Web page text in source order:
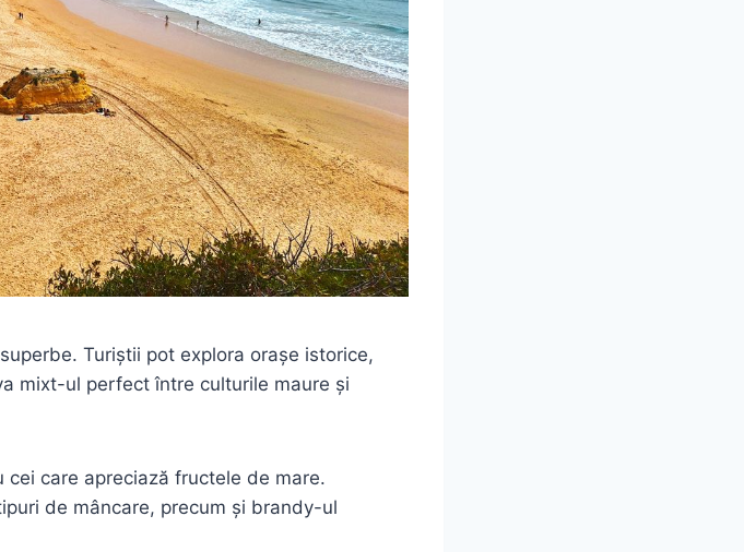
Turiștii pot explora orașe istorice,
mixt-ul perfect între culturile maure și
care apreciază fructele de mare.
de mâncare, precum și brandy-ul